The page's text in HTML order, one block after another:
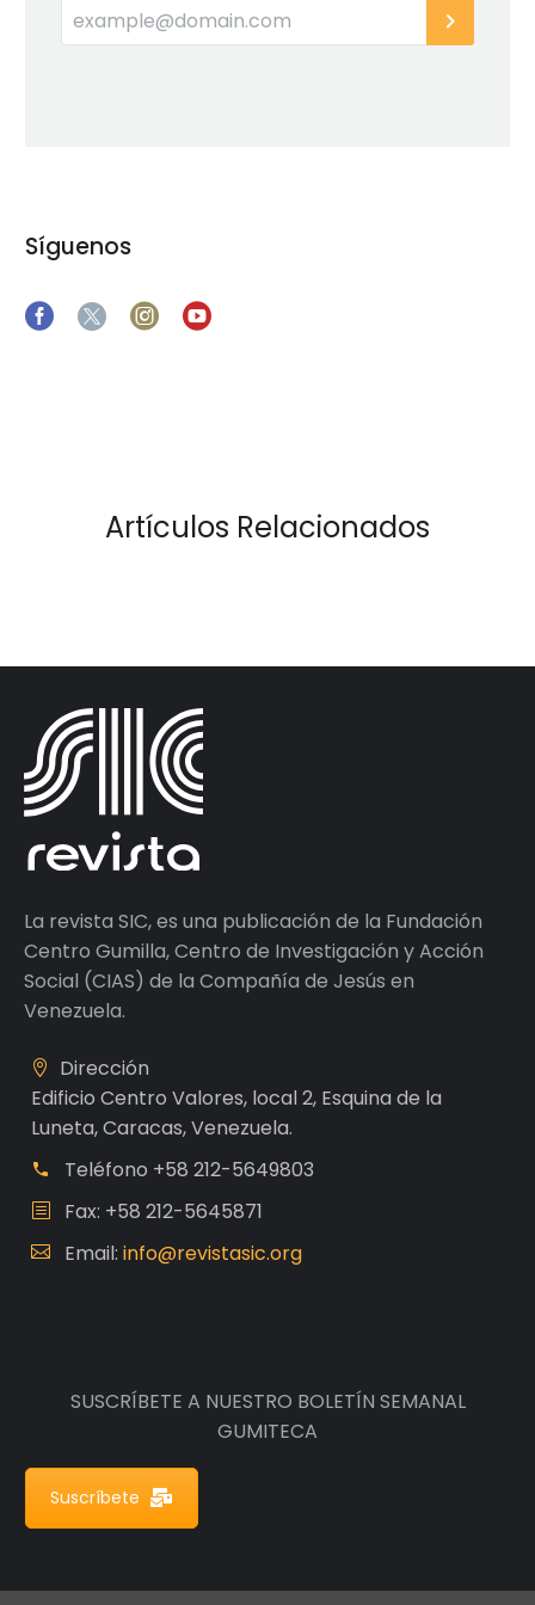
Síguenos
Artículos Relacionados
La revista SIC, es una publicación de la Fundación
Centro Gumilla, Centro de Investigación y Acción
Social (CIAS) de la Compañía de Jesús en
Venezuela.
Dirección
Edificio Centro Valores, local 2, Esquina de la
Luneta, Caracas, Venezuela.
Teléfono +58 212-5649803
Fax: +58 212-5645871
Email: info@revistasic.org
SUSCRÍBETE A NUESTRO BOLETÍN SEMANAL
GUMITECA
Suscríbete